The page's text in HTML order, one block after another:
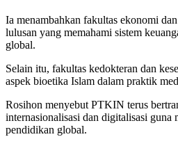
Ia menambahkan fakultas ekonomi
lulusan yang memahami sistem
global.
Selain itu, fakultas kedokteran dan
aspek bioetika Islam dalam praktik
Rosihon menyebut PTKIN terus
internasionalisasi dan digitalisasi guna
pendidikan global.